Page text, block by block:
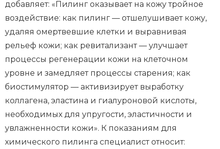
добавляет: «Пилинг оказывает на кожу тройное
воздействие: как пилинг — отшелушивает кожу,
удаляя омертвевшие клетки и выравнивая
рельеф кожи; как ревитализант — улучшает
процессы регенерации кожи на клеточном
уровне и замедляет процессы старения; как
биостимулятор — активизирует выработку
коллагена, эластина и гиалуроновой кислоты,
необходимых для упругости, эластичности и
увлажненности кожи». К показаниям для
химического пилинга специалист относит: